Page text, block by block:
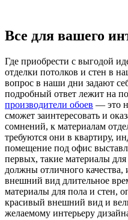
Все для вашего
Гдe приoбрeсти с выгодой
отделки потолков и стен в
вопрос в наши дни задают
подробный ответ лежит на
производители обоев — это
сможет заинтересовать и
сомнений, к материалам
требуются они в квартиру,
помещение под офис
первых, такие материалы
должны отличного
внешний вид длительное
материалы для пола и стен,
красивый внешний вид и
желаемому интерьеру